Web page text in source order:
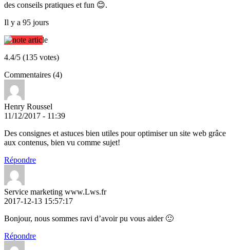
des conseils pratiques et fun 😊.
Il y a 95 jours
4.4/5 (135 votes)
Commentaires (4)
Henry Roussel
11/12/2017 - 11:39
Des consignes et astuces bien utiles pour optimiser un site web grâce
aux contenus, bien vu comme sujet!
Répondre
Service marketing www.Lws.fr
2017-12-13 15:57:17
Bonjour, nous sommes ravi d’avoir pu vous aider 🙂
Répondre